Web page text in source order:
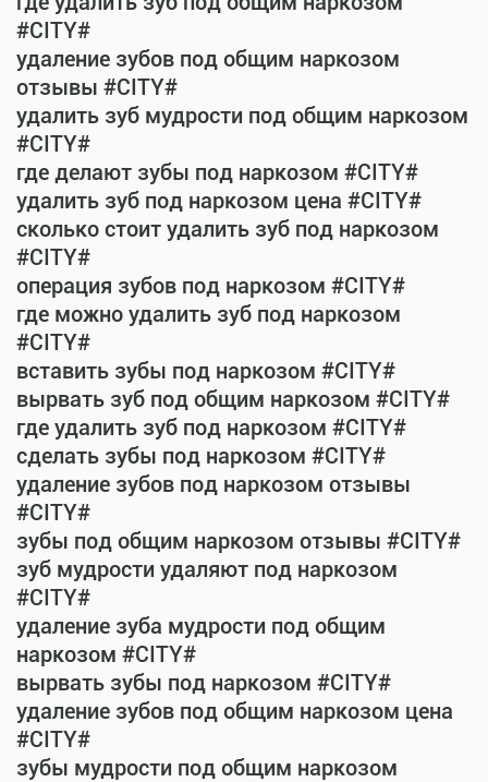
#CITY#
удаление зубов под общим наркозом
отзывы #CITY#
удалить зуб мудрости под общим наркозом
#CITY#
где делают зубы под наркозом #CITY#
удалить зуб под наркозом цена #CITY#
сколько стоит удалить зуб под наркозом
#CITY#
операция зубов под наркозом #CITY#
где можно удалить зуб под наркозом
#CITY#
вставить зубы под наркозом #CITY#
вырвать зуб под общим наркозом #CITY#
где удалить зуб под наркозом #CITY#
сделать зубы под наркозом #CITY#
удаление зубов под наркозом отзывы
#CITY#
зубы под общим наркозом отзывы #CITY#
зуб мудрости удаляют под наркозом
#CITY#
удаление зуба мудрости под общим
наркозом #CITY#
вырвать зубы под наркозом #CITY#
удаление зубов под общим наркозом цена
#CITY#
зубы мудрости под общим наркозом